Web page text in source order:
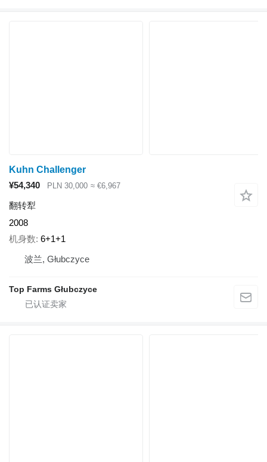
Kuhn Challenger
¥54,340
PLN 30,000 ≈ €6,967
翻转犁
2008
机身数 6+1+1
波兰, Głubczyce
Top Farms Głubczyce